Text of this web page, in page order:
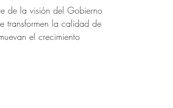
de la visión del Gobierno
transformen la calidad de
el crecimiento